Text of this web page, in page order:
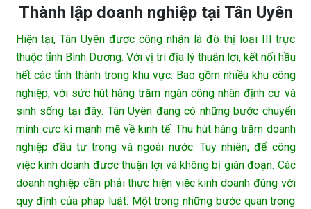
Thành lập doanh nghiệp tại Tân Uyên
Hiện tại, Tân Uyên được công nhận là đô thị loại III trực
thuộc tỉnh Bình Dương. Với vị trí địa lý thuận lợi, kết nối hầu
hết các tỉnh thành trong khu vực. Bao gồm nhiều khu công
nghiệp, với sức hút hàng trăm ngàn công nhân định cư và
sinh sống tại đây. Tân Uyên đang có những bước chuyển
mình cực kì mạnh mẽ về kinh tế. Thu hút hàng trăm doanh
nghiệp đầu tư trong và ngoài nước. Tuy nhiên, để công
việc kinh doanh được thuận lợi và không bị gián đoạn. Các
doanh nghiệp cần phải thực hiện việc kinh doanh đúng với
quy định của pháp luật. Một trong những bước quan trọng